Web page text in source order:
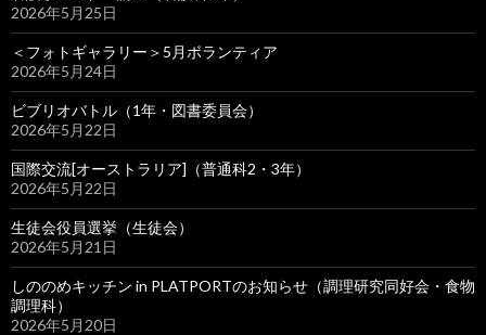
2026年5月25日
＜フォトギャラリー＞5月ボランティア
2026年5月24日
ビブリオバトル（1年・図書委員会）
2026年5月22日
国際交流[オーストラリア]（普通科2・3年）
2026年5月22日
生徒会役員選挙（生徒会）
2026年5月21日
しののめキッチン in PLATPORTのお知らせ（調理研究同好会・食物
調理科）
2026年5月20日